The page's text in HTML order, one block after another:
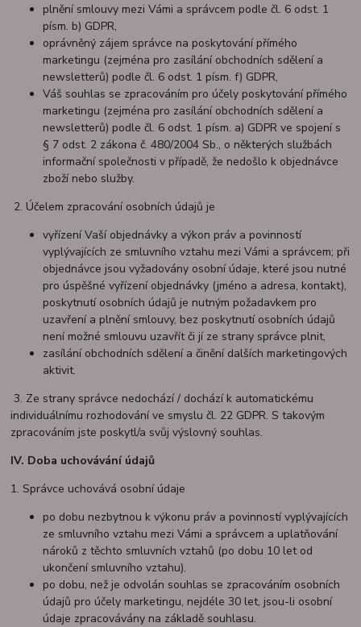
plnění smlouvy mezi Vámi a správcem podle čl. 6 odst. 1
písm. b) GDPR,
oprávněný zájem správce na poskytování přímého
marketingu (zejména pro zasílání obchodních sdělení a
newsletterů) podle čl. 6 odst. 1 písm. f) GDPR,
Váš souhlas se zpracováním pro účely poskytování přímého
marketingu (zejména pro zasílání obchodních sdělení a
newsletterů) podle čl. 6 odst. 1 písm. a) GDPR ve spojení s
§ 7 odst. 2 zákona č. 480/2004 Sb., o některých službách
informační společnosti v případě, že nedošlo k objednávce
zboží nebo služby.
2. Účelem zpracování osobních údajů je
vyřízení Vaší objednávky a výkon práv a povinností
vyplývajících ze smluvního vztahu mezi Vámi a správcem; při
objednávce jsou vyžadovány osobní údaje, které jsou nutné
pro úspěšné vyřízení objednávky (jméno a adresa, kontakt),
poskytnutí osobních údajů je nutným požadavkem pro
uzavření a plnění smlouvy, bez poskytnutí osobních údajů
není možné smlouvu uzavřít či jí ze strany správce plnit,
zasílání obchodních sdělení a činění dalších marketingových
aktivit.
3. Ze strany správce nedochází / dochází k automatickému
individuálnímu rozhodování ve smyslu čl. 22 GDPR. S takovým
zpracováním jste poskytl/a svůj výslovný souhlas.
IV. Doba uchovávání údajů
1. Správce uchovává osobní údaje
po dobu nezbytnou k výkonu práv a povinností vyplývajících
ze smluvního vztahu mezi Vámi a správcem a uplatňování
nároků z těchto smluvních vztahů (po dobu 10 let od
ukončení smluvního vztahu).
po dobu, než je odvolán souhlas se zpracováním osobních
údajů pro účely marketingu, nejdéle 30 let, jsou-li osobní
údaje zpracovávány na základě souhlasu.